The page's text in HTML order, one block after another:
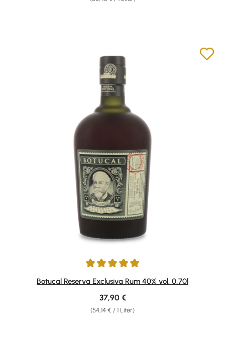
Durchschnittliche Bewertung von 4.91 von 5 Sternen
Botucal Reserva Exclusiva Rum 40% vol. 0,70l
(54,14 € / 1 Liter)
Regulärer Preis:
37,90 €